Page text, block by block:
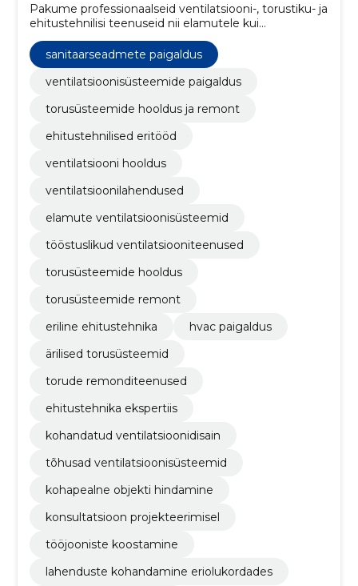
Pakume professionaalseid ventilatsiooni-, torustiku- ja
ehitustehnilisi teenuseid nii elamutele kui
sanitaarseadmete paigaldus
ventilatsioonisüsteemide paigaldus
torusüsteemide hooldus ja remont
ehitustehnilised eritööd
ventilatsiooni hooldus
ventilatsioonilahendused
elamute ventilatsioonisüsteemid
tööstuslikud ventilatsiooniteenused
torusüsteemide hooldus
torusüsteemide remont
eriline ehitustehnika
hvac paigaldus
ärilised torusüsteemid
torude remonditeenused
ehitustehnika ekspertiis
kohandatud ventilatsioonidisain
tõhusad ventilatsioonisüsteemid
kohapealne objekti hindamine
konsultatsioon projekteerimisel
tööjooniste koostamine
lahenduste kohandamine eriolukordades